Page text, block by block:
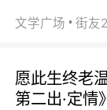
文学广场
愿此生终老
第二出·定情